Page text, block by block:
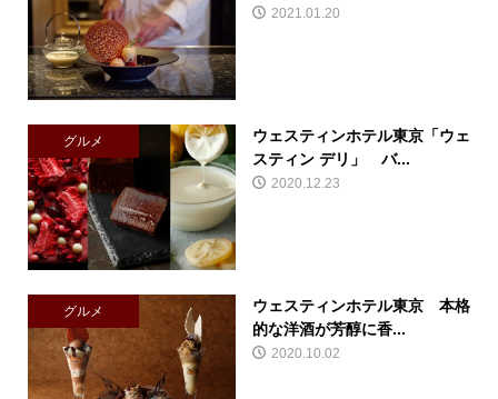
2021.01.20
グルメ
ウェスティンホテル東京「ウェ
スティン デリ」 バ...
2020.12.23
グルメ
ウェスティンホテル東京 本格
的な洋酒が芳醇に香...
2020.10.02